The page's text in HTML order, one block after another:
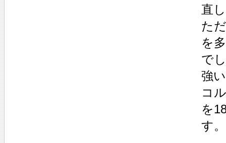
直
た
を
で
強
コ
を
す。